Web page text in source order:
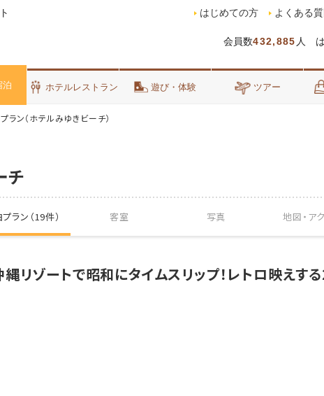
会員数432,885 人
はじめての方 よくある
泊 ホテルレストラン 遊び・体験 ツアー
ラン（ホテルみゆきビーチ）
チ
ラン（19件） 客室 写真 地図・ ア
縄リゾートで昭和にタイムスリップ！レトロ映えす